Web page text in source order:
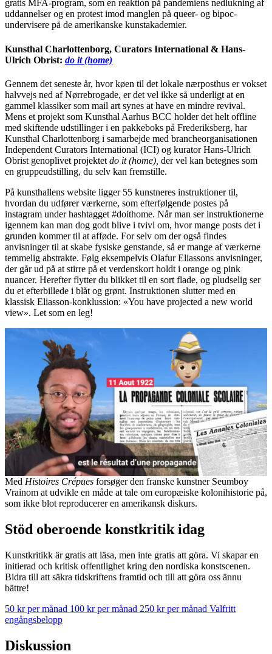
gratis MFA-program, som en reaktion på pandemiens nedlukning af
uddannelser og en protest imod manglen på queer- og bipoc-
undervisere på de amerikanske kunstakademier.
Kunsthal Charlottenborg, Curators International & Hans-
Ulrich Obrist: do it (home)
Gennem det seneste år, hvor køen til det lokale nærposthus er vokset
halvvejs ned af Nørrebrogade, er det vel ikke så underligt at en
gammel klassiker som mail art synes at have en mindre revival.
Mens et projekt som Kunsthal Aarhus BCC holder det helt offline
med skiftende udstillinger i en pakkeboks på Frederiksberg, har
Kunsthal Charlottenborg i samarbejde med brancheorganisationen
Independent Curators International (ICI) og kurator Hans-Ulrich
Obrist genoplivet projektet do it (home), der vel kan betegnes som
en gruppeudstilling, du selv kan fremstille.
På kunsthallens website ligger 55 kunstneres instruktioner til,
hvordan du udfører værkerne, som efterfølgende postes på
instagram under hashtagget #doithome. Når man ser instruktionerne
igennem kan man dog godt blive i tvivl om, hvor mange posts det i
grunden kommer til at afføde. For selv om der også findes
anvisninger til at skabe fysiske genstande, så er mange af værkerne
temmelig abstrakte. Følg eksempelvis Olafur Eliassons anvisninger,
der går ud på at stirre på et verdenskort holdt i orange og pink
nuancer. Herefter flytter du blikket til en sort flade, og pludselig ser
du et efterbillede i blåt og grønt. Instruktionen slutter med en
klassisk Eliasson-konklussion: «You have projected a new world
view». Let som en leg!
Med Histoires Crépues forsøger den franske kunstner Seumboy
Vrainom at udvikle en måde at tale om europæiske kolonihistorie på,
som ikke blot reproducerer en amerikansk diskurs.
Stöd oberoende konstkritik idag
Kunstkritikk är gratis att läsa, men inte gratis att göra. Vi skapar en
initierad och kritisk offentlighet kring den nordiska konstscenen.
Bidra till att säkra tidskriftens framtid och till att göra oss ännu
bättre!
50 kr per månad 100 kr per månad 250 kr per månad Valfritt
engångsbelopp
Diskussion